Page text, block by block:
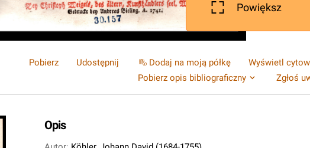
Powiększ
Pobierz Udostępnij Dodaj na moją półkę
Wyświetl
Pobierz opis bibliograficzny
Zgłoś
Opis